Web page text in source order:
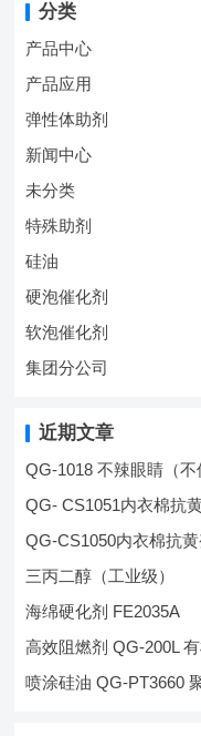
分类
产品中心
产品应用
弹性体助剂
新闻中心
未分类
特殊助剂
硅油
硬泡催化剂
软泡催化剂
集团分公司
近期文章
QG-1018 不辣眼睛（
QG- CS1051内衣棉抗
QG-CS1050内衣棉抗黄
三丙二醇（工业级）
海绵硬化剂 FE2035A
高效阻燃剂 QG-200L
喷涂硅油 QG-PT3660